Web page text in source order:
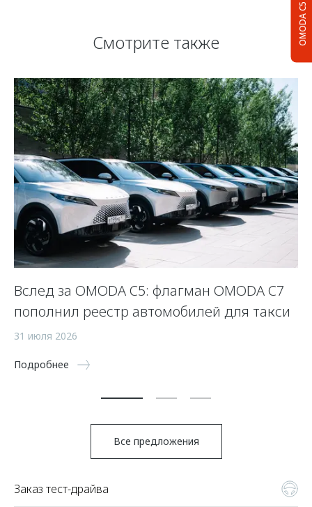
OMODA C5
Смотрите также
Вслед за OMODA C5: флагман OMODA C7
пополнил реестр автомобилей для такси
31 июля 2026
Подробнее
Все предложения
Заказ тест-драйва